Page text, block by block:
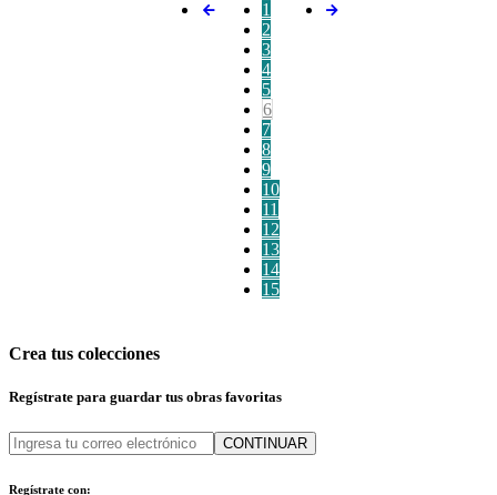
1
2
3
4
5
6
7
8
9
10
11
12
13
14
15
Crea tus colecciones
Regístrate para guardar tus obras favoritas
CONTINUAR
Regístrate con: